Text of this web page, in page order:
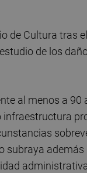
de Cultura tras
de los
al menos a